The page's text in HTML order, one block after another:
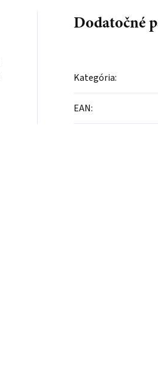
Dodatočné
Kategória:
EAN: